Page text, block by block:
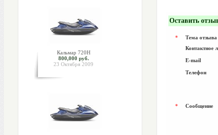
Кальмар 720Н
800,000 руб.
23 Октября 2009
Оставить
*
Тема отзыва
Контактное
E-mail
Телефон
* Сообщение